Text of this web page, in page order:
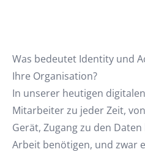
Was bedeutet Identity und
Ihre Organisation?
In unserer heutigen
Mitarbeiter zu jeder Zeit,
Gerät, Zugang zu den
Arbeit benötigen, und zwar